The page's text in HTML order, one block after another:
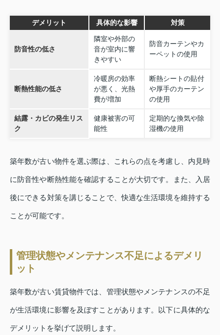
デメリット 具体的な影響 対策
防音性の低さ
隣室や外部の
音が室内に響
きやすい
防音カーテンやカ
ーペットの使用
断熱性能の低さ
冷暖房の効率
が悪く、光熱
費が増加
断熱シートの貼付
や厚手のカーテン
の使用
結露・カビの発生リス
ク
健康被害の可
能性
定期的な換気や除
湿機の使用
築年数が古い物件を選ぶ際は、これらの点を考慮し、内見時
に防音性や断熱性能を確認することが大切です。また、入居
後にできる対策を講じることで、快適な生活環境を維持する
ことが可能です。
管理状態やメンテナンス不足によるデメリ
ット
築年数が古い賃貸物件では、管理状態やメンテナンスの不足
が生活環境に影響を及ぼすことがあります。以下に具体的な
デメリットを挙げて説明します。